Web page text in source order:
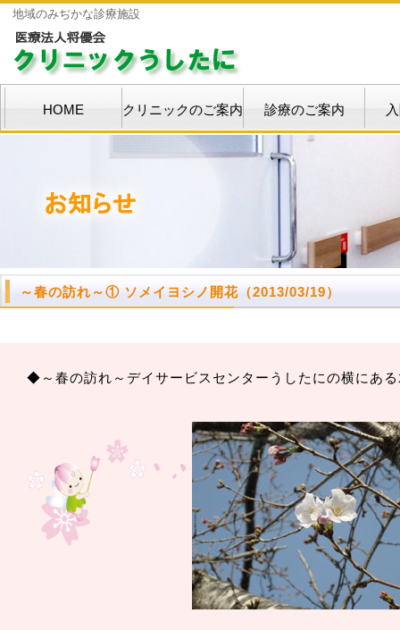
地域のみぢかな診療施設
HOME クリニックのご案内 診療のご案内
～春の訪れ～① ソメイヨシノ開花（2013/03/19）
◆～春の訪れ～デイサービスセンターうしたにの横にあ